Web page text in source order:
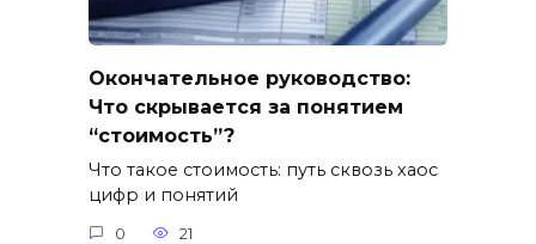
Окончательное руководство:
Что скрывается за понятием
“стоимость”?
Что такое стоимость: путь сквозь хаос
цифр и понятий
0 21